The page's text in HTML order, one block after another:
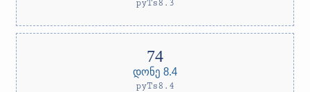
pyTs8.3
დონე 8.4
pyTs8.4